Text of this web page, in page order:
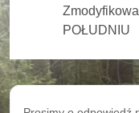
POŁUDNIU